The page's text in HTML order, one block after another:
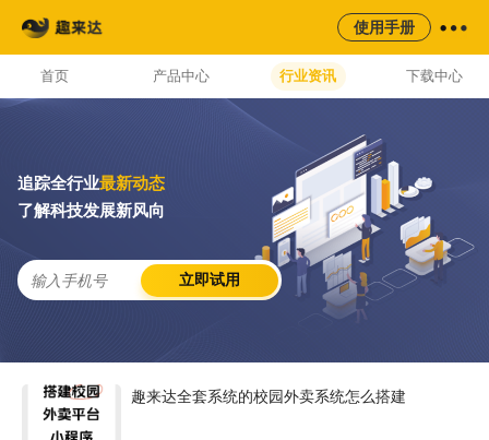
使用手册
首页 产品中心 行业资讯 下载中心
AI云配服务生态平台
追踪全行业最新动态
了解科技发展新风向
立即试用
趣来达全套系统的校园外卖系统怎么搭建